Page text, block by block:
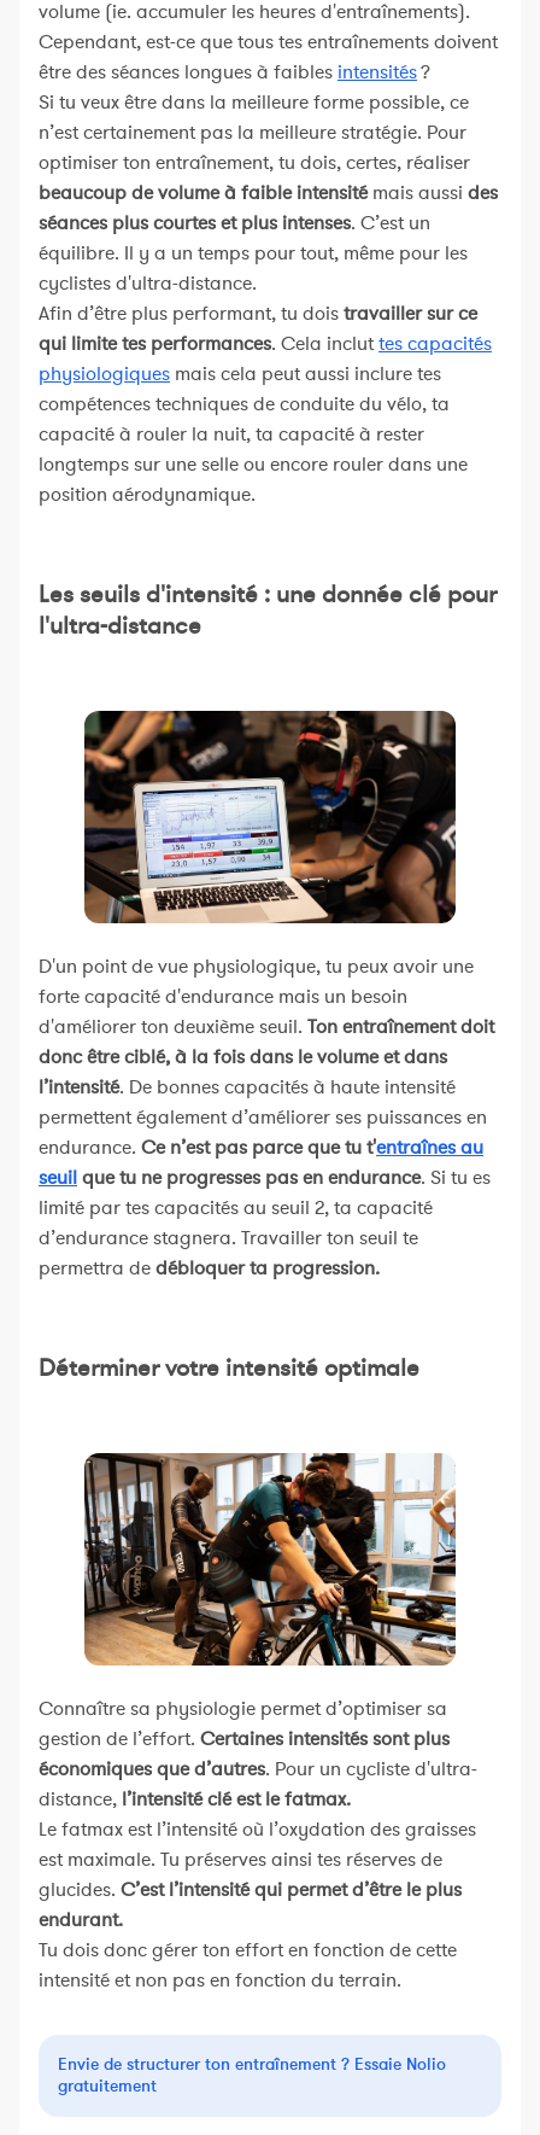
volume (ie. accumuler les heures d'entraînements).
Cependant, est-ce que tous tes entraînements doivent
être des séances longues à faibles intensités?
Si tu veux être dans la meilleure forme possible, ce
n’est certainement pas la meilleure stratégie. Pour
optimiser ton entraînement, tu dois, certes, réaliser
beaucoup de volume à faible intensitémais aussi des
séances plus courtes et plus intenses. C’est un
équilibre. Il y a un temps pour tout, même pour les
cyclistes d'ultra-distance.
Afin d’être plus performant, tu doistravailler sur ce
qui limite tes performances. Cela incluttes capacités
physiologiques mais cela peut aussi inclure tes
compétences techniques de conduite du vélo, ta
capacité à rouler la nuit, ta capacité à rester
longtemps sur une selle ou encore rouler dans une
position aérodynamique.
Les seuils d'intensité : une donnée clé pour
l'ultra-distance
D'un point de vue physiologique, tu peux avoir une
forte capacité d'endurance mais un besoin
d'améliorer ton deuxième seuil. Tonentraînement doit
donc être ciblé, à la fois dans le volume et dans
l’intensité. De bonnes capacités à haute intensité
permettent également d’améliorer ses puissances en
endurance. Ce n’est pas parce que tu t'entraînes au
seuilque tu ne progresses pas en endurance. Si tu es
limité par tes capacités au seuil 2, ta capacité
d’endurance stagnera. Travailler ton seuil te
permettra dedébloquer ta progression.
Déterminer votre intensité optimale
Connaître sa physiologie permet d’optimiser sa
gestion de l’effort. Certaines intensités sont plus
économiques que d’autres. Pour un cycliste d'ultra-
distance, l’intensité clé est le fatmax.
Le fatmax est l’intensité où l’oxydation des graisses
est maximale. Tu préserves ainsi tes réserves de
glucides. C’est l’intensité qui permet d’être le plus
endurant.
Tu dois donc gérer ton effort en fonction de cette
intensité et non pas en fonction du terrain.
Envie de structurer ton entraînement ? Essaie Nolio
gratuitement